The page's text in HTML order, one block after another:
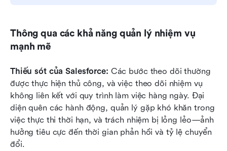
Thông qua các khả năng quản lý nhiệm vụ
mạnh mẽ
Thiếu sót của Salesforce: Các bước theo dõi thường
được thực hiện thủ công, và việc theo dõi nhiệm vụ
không liên kết với quy trình làm việc hàng ngày. Đại
diện quên các hành động, quản lý gặp khó khăn trong
việc thực thi thời hạn, và trách nhiệm bị lỏng lẻo—ảnh
hưởng tiêu cực đến thời gian phản hồi và tỷ lệ chuyển
đổi.